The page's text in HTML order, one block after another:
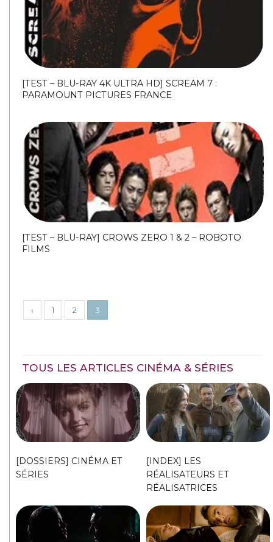
[TEST – BLU-RAY 4K ULTRA HD] SCREAM 7 :
PARAMOUNT PICTURES FRANCE
[TEST – BLU-RAY] CROWS ZERO 1 & 2 – ROBOTO
FILMS
‹ 1 2 3
TOUS LES ARTICLES CINÉMA & SÉRIES
[DOSSIERS] CINÉMA ET
SÉRIES
[INDEX] LES
RÉALISATEURS ET
RÉALISATRICES